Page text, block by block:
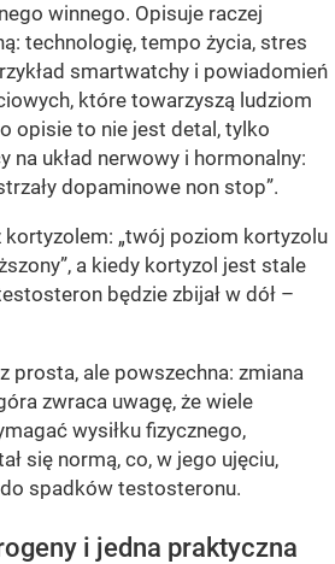
winnego. Opisuje raczej
technologię, tempo życia, stres
smartwatchy i powiadomień
które towarzyszą ludziom
opisie to nie jest detal, tylko
na układ nerwowy i hormonalny:
dopaminowe non stop”.
kortyzolem: „twój poziom kortyzolu
a kiedy kortyzol jest stale
będzie zbijał w dół –
prosta, ale powszechna: zmiana
zwraca uwagę, że wiele
wysiłku fizycznego,
się normą, co, w jego ujęciu,
do spadków testosteronu.
i jedna praktyczna